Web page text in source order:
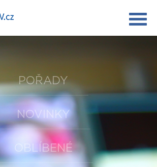
POŘADY
NOVINKY
OBLÍBENÉ